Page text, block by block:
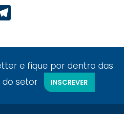
e fique por dentro das
do setor
INSCREVER